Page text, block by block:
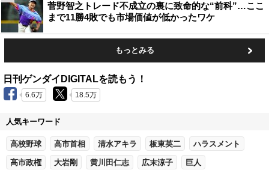
菅野智之トレード不成立の裏に致命的な“前科”…ここ
まで11勝4敗でも市場価値が低かったワケ
もっとみる
日刊ゲンダイDIGITALを読もう！
6.6万 18.5万
人気キーワード
高校野球 高市首相 清水アキラ 板東英二 ハラスメント
高市政権 大岩剛 黄川田仁志 広末涼子 巨人